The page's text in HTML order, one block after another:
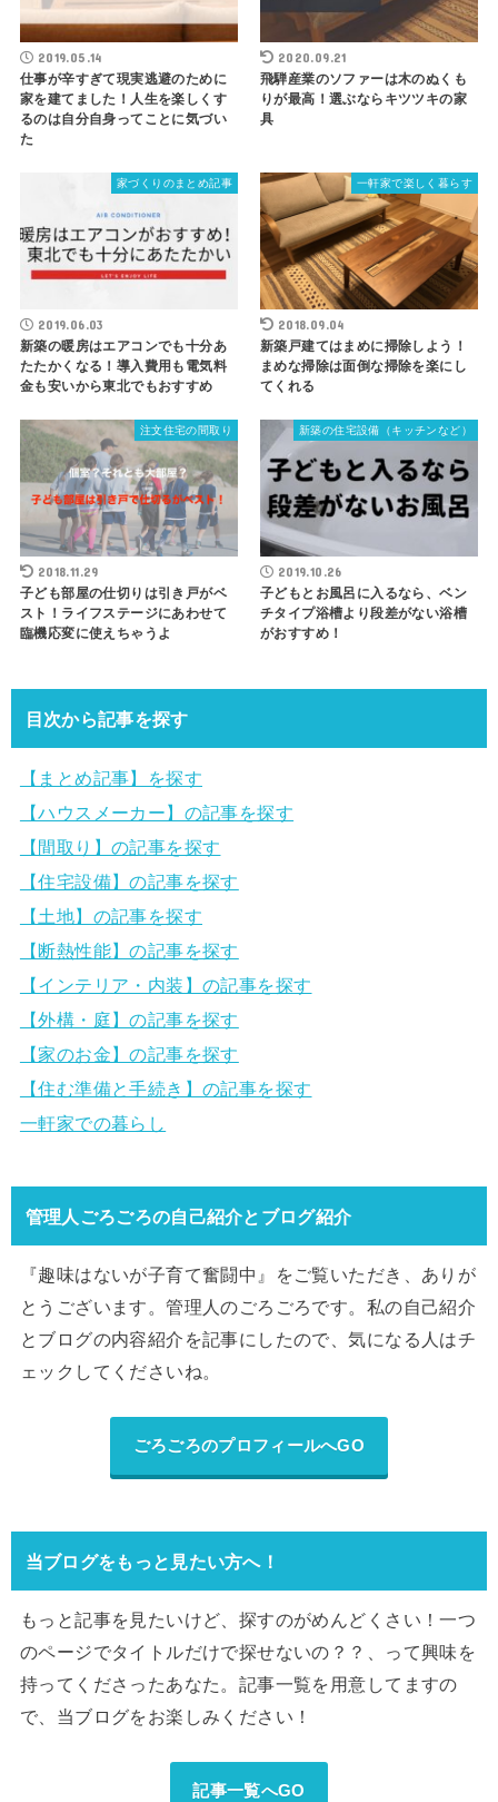
2019.05.14
仕事が辛すぎて現実逃避のために
家を建てました！人生を楽しくす
るのは自分自身ってことに気づい
た
2020.09.21
飛騨産業のソファーは木のぬくも
りが最高！選ぶならキツツキの家
具
家づくりのまとめ記事
2019.06.03
新築の暖房はエアコンでも十分あ
たたかくなる！導入費用も電気料
金も安いから東北でもおすすめ
一軒家で楽しく暮らす
2018.09.04
新築戸建てはまめに掃除しよう！
まめな掃除は面倒な掃除を楽にし
てくれる
注文住宅の間取り
2018.11.29
子ども部屋の仕切りは引き戸がベ
スト！ライフステージにあわせて
臨機応変に使えちゃうよ
新築の住宅設備（キッチンなど）
2019.10.26
子どもとお風呂に入るなら、ベン
チタイプ浴槽より段差がない浴槽
がおすすめ！
目次から記事を探す
【まとめ記事】を探す
【ハウスメーカー】の記事を探す
【間取り】の記事を探す
【住宅設備】の記事を探す
【土地】の記事を探す
【断熱性能】の記事を探す
【インテリア・内装】の記事を探す
【外構・庭】の記事を探す
【家のお金】の記事を探す
【住む準備と手続き】の記事を探す
一軒家での暮らし
管理人ごろごろの自己紹介とブログ紹介
『趣味はないが子育て奮闘中』をご覧いただき、ありが
とうございます。管理人のごろごろです。私の自己紹介
とブログの内容紹介を記事にしたので、気になる人はチ
ェックしてくださいね。
ごろごろのプロフィールへGO
当ブログをもっと見たい方へ！
もっと記事を見たいけど、探すのがめんどくさい！一つ
のページでタイトルだけで探せないの？？、って興味を
持ってくださったあなた。記事一覧を用意してますの
で、当ブログをお楽しみください！
記事一覧へGO